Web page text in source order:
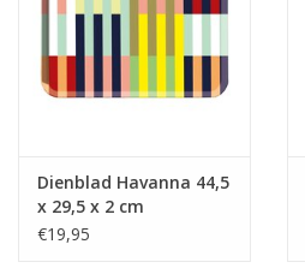
Dienblad Havanna 44,5
x 29,5 x 2 cm
€19,95